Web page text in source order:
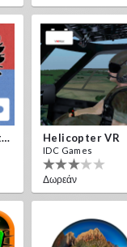
Jousting Knights VR Helicopter VR
IDC Games
Δωρεάν